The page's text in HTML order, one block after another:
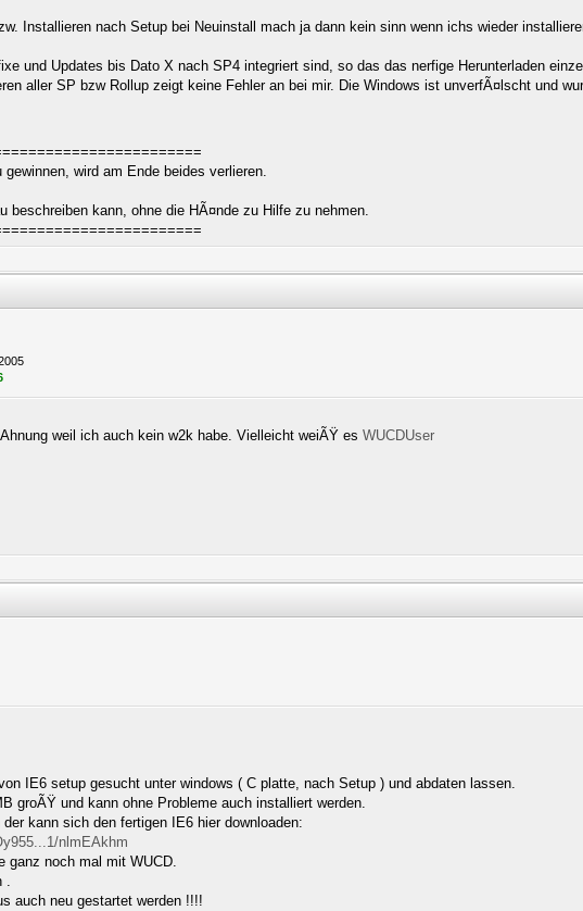
Installieren nach Setup bei Neuinstall mach ja dann kein sinn wenn ichs wieder
und Updates bis Dato X nach SP4 integriert sind, so das das nerfige Herunterladen
aller SP bzw Rollup zeigt keine Fehler an bei mir. Die Windows ist unverfÃ¤lscht und
wird am Ende beides verlieren.
beschreiben kann, ohne die HÃ¤nde zu Hilfe zu nehmen.
weil ich auch kein w2k habe. Vielleicht weiÃŸ esWUCDUser
IE6 setup gesucht unter windows ( C platte, nach Setup ) und abdaten lassen.
groÃŸ und kann ohne Probleme auch installiert werden.
kann sich den fertigen IE6 hier downloaden:
nlmEAkhm
ganz noch mal mit WUCD.
auch neu gestartet werden !!!!